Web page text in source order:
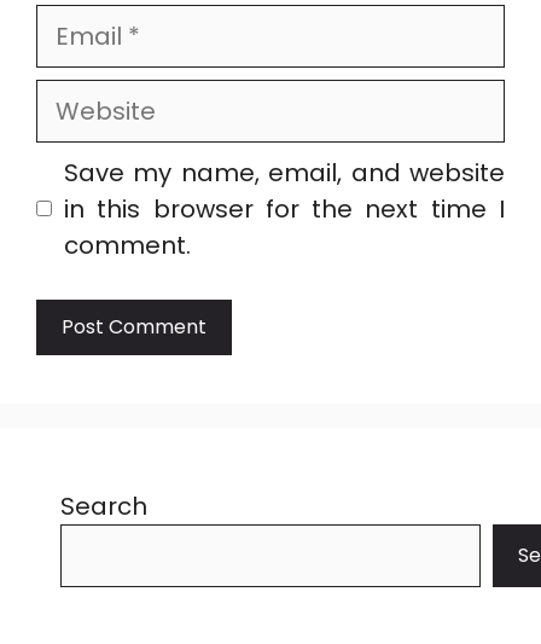
Email
Website
Save my name, email, and website
in this browser for the next time I
comment.
Search